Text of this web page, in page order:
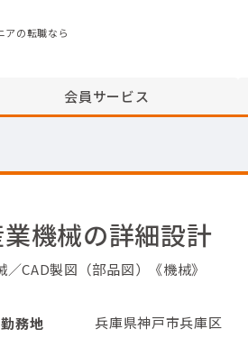
アの転職なら
会員サービス
機械の詳細設計
／CAD製図（部品図）《機械》
勤務地
兵庫県神戸市兵庫区